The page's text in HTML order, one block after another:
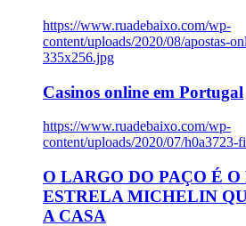
https://www.ruadebaixo.com/wp-
content/uploads/2020/08/apostas-
335x256.jpg
Casinos online em Portugal
https://www.ruadebaixo.com/wp-
content/uploads/2020/07/
O LARGO DO PAÇO É
ESTRELA MICHELIN
A CASA